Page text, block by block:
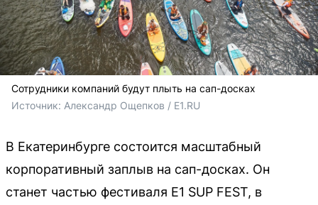
Сотрудники компаний будут плыть на сап-досках
Источник: Александр Ощепков / E1.RU
В Екатеринбурге состоится масштабный
корпоративный заплыв на сап-досках. Он
станет частью фестиваля E1 SUP FEST, в